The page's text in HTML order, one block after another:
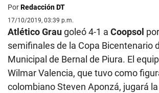
PorRedacción DT
17/10/2019, 03:39 p.m.
Atlético Graugoleó 4-1 a Coopsol
semifinales de la Copa Bicentenario
Municipal de Bernal de Piura. El
Wilmar Valencia, que tuvo como
colombiano Steven Aponzá, jugará la